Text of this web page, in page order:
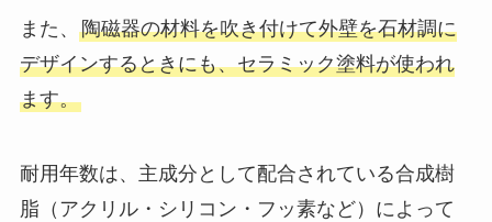
また、 陶磁器の材料を吹き付けて外壁を石材調に
デザインするときにも、セラミック塗料が使われ
ます。
耐用年数は、主成分として配合されている合成樹
脂（アクリル・シリコン・フッ素など）によって